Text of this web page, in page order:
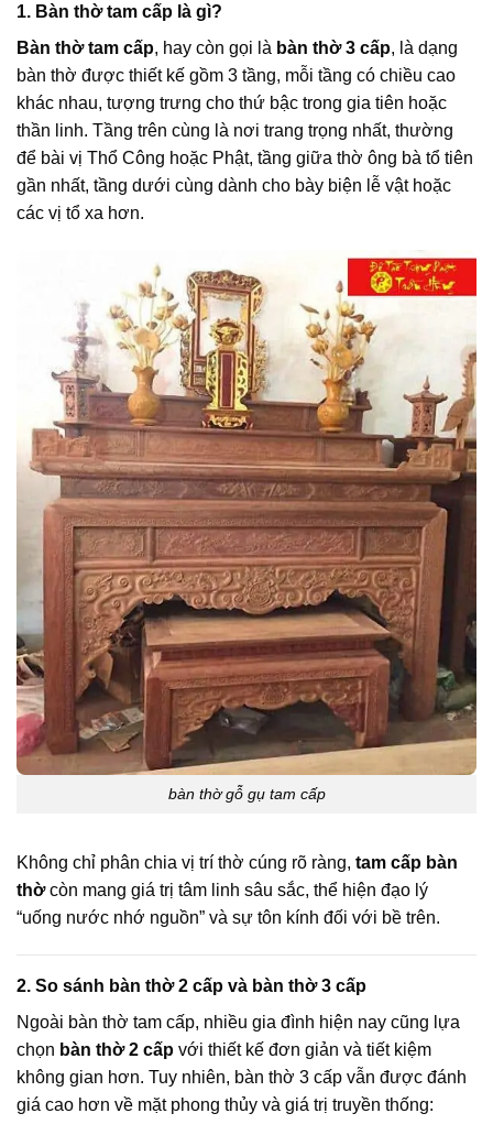
1. Bàn thờ tam cấp là gì?
Bàn thờ tam cấp, hay còn gọi là bàn thờ 3 cấp, là dạng
bàn thờ được thiết kế gồm 3 tầng, mỗi tầng có chiều cao
khác nhau, tượng trưng cho thứ bậc trong gia tiên hoặc
thần linh. Tầng trên cùng là nơi trang trọng nhất, thường
để bài vị Thổ Công hoặc Phật, tầng giữa thờ ông bà tổ tiên
gần nhất, tầng dưới cùng dành cho bày biện lễ vật hoặc
các vị tổ xa hơn.
bàn thờ gỗ gụ tam cấp
Không chỉ phân chia vị trí thờ cúng rõ ràng, tam cấp bàn
thờcòn mang giá trị tâm linh sâu sắc, thể hiện đạo lý
“uống nước nhớ nguồn” và sự tôn kính đối với bề trên.
2. So sánh bàn thờ 2 cấp và bàn thờ 3 cấp
Ngoài bàn thờ tam cấp, nhiều gia đình hiện nay cũng lựa
chọn bàn thờ 2 cấp với thiết kế đơn giản và tiết kiệm
không gian hơn. Tuy nhiên, bàn thờ 3 cấp vẫn được đánh
giá cao hơn về mặt phong thủy và giá trị truyền thống: